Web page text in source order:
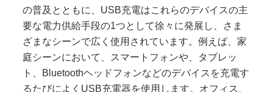
の普及とともに、USB充電はこれらのデバイスの主
要な電力供給手段の1つとして徐々に発展し、さま
ざまなシーンで広く使用されています。例えば、家
庭シーンにおいて、スマートフォンや、タブレッ
ト、Bluetoothヘッドフォンなどのデバイスを充電す
るたびによくUSB充電器を使用します。オフィス、